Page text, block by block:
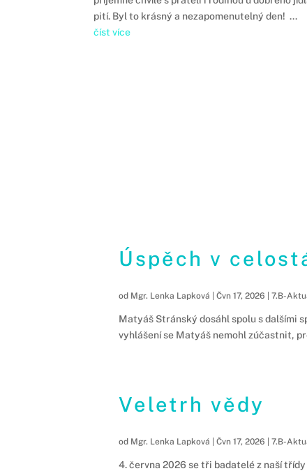
pití. Byl to krásný a nezapomenutelný den! ...
číst více
Úspěch v
od Mgr. Lenka Lapková |Čvn 17, 2026 |7.B-
Matyáš Stránský dosáhl spolu s dalšími
vyhlášení se Matyáš nemohl zúčastnit,
Veletrh vědy
od Mgr. Lenka Lapková |Čvn 17, 2026 |7.B-
4. června 2026 se tři badatelé z naší